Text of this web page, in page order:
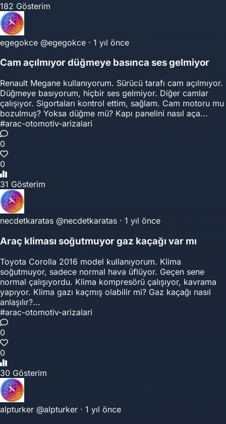
182 Gösterim
egegokce @egegokce · 1 yıl önce
Cam açılmıyor düğmeye basınca ses gelmiyor
Renault Megane kullanıyorum. Sürücü tarafı cam açılmıyor.
Düğmeye basıyorum, hiçbir ses gelmiyor. Diğer camlar
çalışıyor. Sigortaları kontrol ettim, sağlam. Cam motoru mu
bozulmuş? Yoksa düğme mü? Kapı panelini nasıl aça...
#arac-otomotiv-arizalari
0
0
31 Gösterim
necdetkaratas @necdetkaratas · 1 yıl önce
Araç kliması soğutmuyor gaz kaçağı var mı
Toyota Corolla 2016 model kullanıyorum. Klima
soğutmuyor, sadece normal hava üflüyor. Geçen sene
normal çalışıyordu. Klima kompresörü çalışıyor, kavrama
yapıyor. Klima gazı kaçmış olabilir mi? Gaz kaçağı nasıl
anlaşılır?...
#arac-otomotiv-arizalari
0
0
30 Gösterim
alpturker @alpturker · 1 yıl önce